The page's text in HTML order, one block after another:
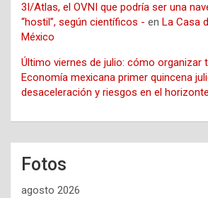
3I/Atlas, el OVNI que podría ser una
“hostil”, según científicos - en La Casa
México
Último viernes de julio: cómo organizar
Economía mexicana primer quincena
desaceleración y riesgos en el horizonte
Fotos
agosto 2026